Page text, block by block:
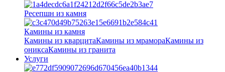
Ресепшн из камня
Камины из камня
Камины из кварцитаКамины из мрамораКамины из
ониксаКамины из гранита
Услуги